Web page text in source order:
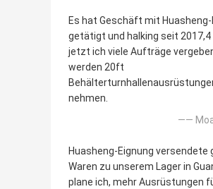
Es hat Geschäft mit Huasheng-
getätigt und halking seit 2017,4
jetzt ich viele Aufträge
werden 20ft
nehmen.
——
Huasheng-Eignung versendete
Waren zu unserem Lager in
plane ich, mehr Ausrüstungen